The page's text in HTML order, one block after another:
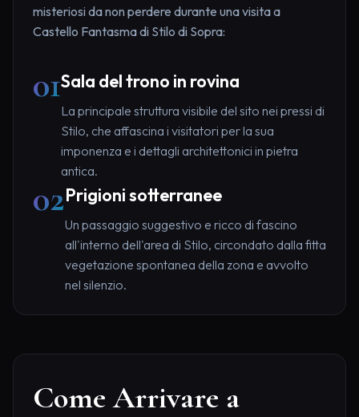
misteriosi da non perdere durante una visita a
Castello Fantasma di Stilo di Sopra:
01Sala del trono in rovina
La principale struttura visibile del sito nei pressi di
Stilo, che affascina i visitatori per la sua
imponenza e i dettagli architettonici in pietra
antica.
02Prigioni sotterranee
Un passaggio suggestivo e ricco di fascino
all'interno dell'area di Stilo, circondato dalla fitta
vegetazione spontanea della zona e avvolto
nel silenzio.
Come Arrivare a